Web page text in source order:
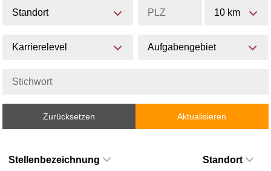
Standort 10 km
Karrierelevel Aufgabengebiet
Zurücksetzen Aktualisieren
Stellenbezeichnung Standort